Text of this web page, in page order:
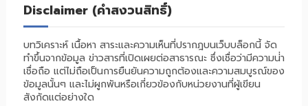
Disclaimer (คำสงวนสิทธิ์)
บทวิเคราะห์ เนื้อหา สาระและความเห็นที่ปรากฎบนเว็บบล็อกนี้ จัด
ทำขึ้นจากข้อมูล ข่าวสารที่เปิดเผยต่อสาธารณะ ซึ่งเชื่อว่ามีความน่่า
เชื่อถือ แต่ไม่ถือเป็นการยืนยันความถูกต้องและความสมบูรณ์ของ
ข้อมูลนั้นๆ และไม่ผูกพันหรือเกี่ยวข้องกับหน่วยงานที่ผู้เขียน
สังกัดแต่อย่างใด